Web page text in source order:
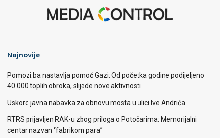
Najnovije
Pomozi.ba nastavlja pomoć Gazi: Od početka godine podijeljeno
40.000 toplih obroka, slijede nove aktivnosti
Uskoro javna nabavka za obnovu mosta u ulici Ive Andrića
RTRS prijavljen RAK-u zbog priloga o Potočarima: Memorijalni
centar nazvan “fabrikom para”